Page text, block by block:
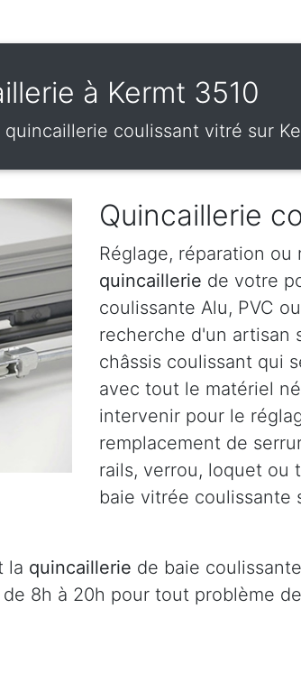
à Kermt 3510
coulissant vitré sur
Quincaillerie
Réglage, réparation
quincaillerie de votre
coulissante Alu, PVC
recherche d'un artisan
châssis coulissant qui
avec tout le matériel
intervenir pour le
remplacement de
rails, verrou, loquet ou
baie vitrée coulissante
la quincaillerie de baie
8h à 20h pour tout problème de